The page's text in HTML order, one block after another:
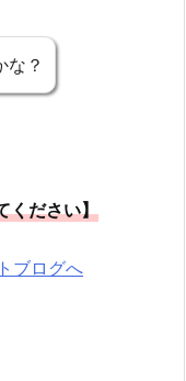
な？
ください】